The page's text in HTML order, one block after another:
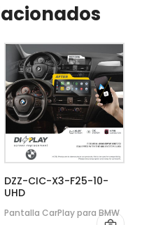
DZZ-CIC-X3-F25-10-
UHD
Pantalla CarPlay para BMW